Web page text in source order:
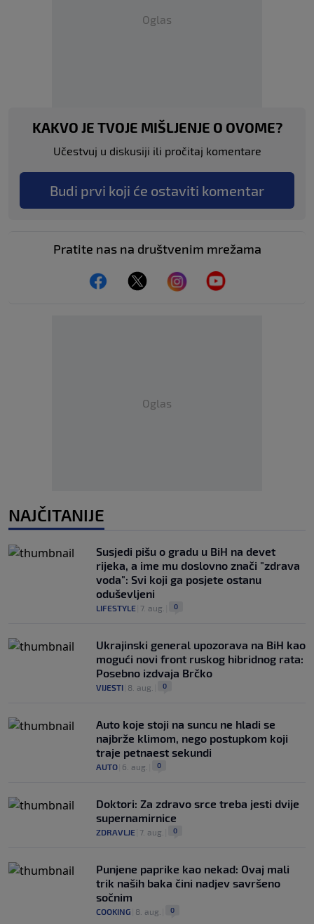
Oglas
KAKVO JE TVOJE MIŠLJENJE O OVOME?
Učestvuj u diskusiji ili pročitaj komentare
Budi prvi koji će ostaviti komentar
Pratite nas na društvenim mrežama
Oglas
NAJČITANIJE
Susjedi pišu o gradu u BiH na devet
rijeka, a ime mu doslovno znači "zdrava
voda": Svi koji ga posjete ostanu
oduševljeni
LIFESTYLE 7. aug. 0
Ukrajinski general upozorava na BiH kao
mogući novi front ruskog hibridnog rata:
Posebno izdvaja Brčko
VIJESTI 8. aug. 0
Auto koje stoji na suncu ne hladi se
najbrže klimom, nego postupkom koji
traje petnaest sekundi
AUTO 6. aug. 0
Doktori: Za zdravo srce treba jesti dvije
supernamirnice
ZDRAVLJE 7. aug. 0
Punjene paprike kao nekad: Ovaj mali
trik naših baka čini nadjev savršeno
sočnim
COOKING 8. aug. 0